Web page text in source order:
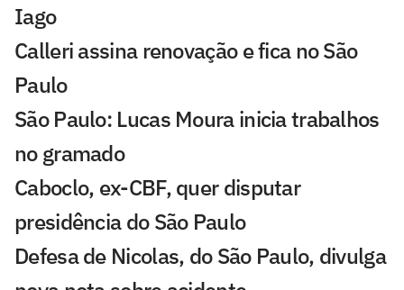
Iago
Calleri assina renovação e fica no São
Paulo
São Paulo: Lucas Moura inicia trabalhos
no gramado
Caboclo, ex-CBF, quer disputar
presidência do São Paulo
Defesa de Nicolas, do São Paulo, divulga